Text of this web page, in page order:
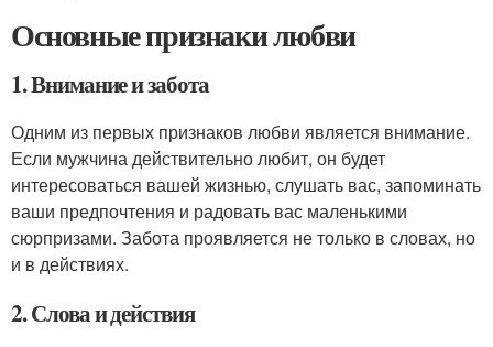
Основные признаки любви
1. Внимание и забота
Одним из первых признаков любви является внимание.
Если мужчина действительно любит, он будет
интересоваться вашей жизнью, слушать вас, запоминать
ваши предпочтения и радовать вас маленькими
сюрпризами. Забота проявляется не только в словах, но
и в действиях.
2. Слова и действия